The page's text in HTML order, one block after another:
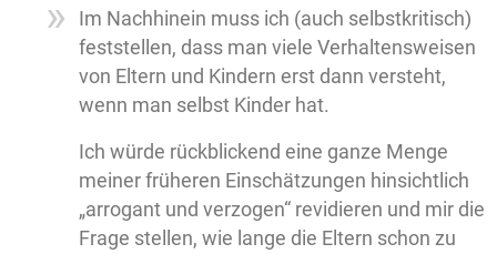
Im Nachhinein muss ich (auch selbstkritisch)
feststellen, dass man viele Verhaltensweisen
von Eltern und Kindern erst dann versteht,
wenn man selbst Kinder hat.
Ich würde rückblickend eine ganze Menge
meiner früheren Einschätzungen hinsichtlich
„arrogant und verzogen“ revidieren und mir die
Frage stellen, wie lange die Eltern schon zu